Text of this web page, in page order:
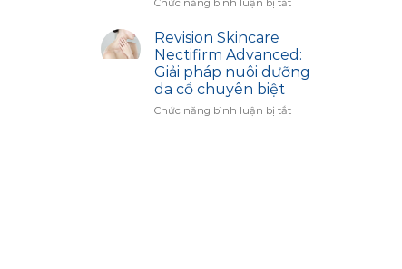
Skincare:
Hiệu
Sắc
Lựa
chọn
cho
da
Revision Skincare
Nectifirm Advanced:
Giải pháp nuôi dưỡng
da cổ chuyên biệt
Chức năng bình luận bị tắtở